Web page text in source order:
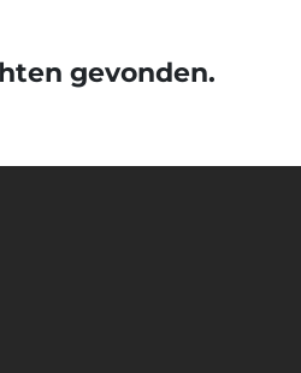
gevonden.